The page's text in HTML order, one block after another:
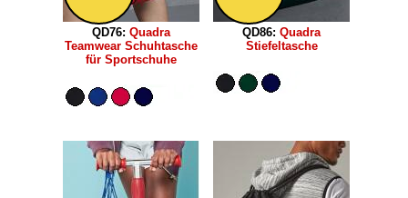
QD76: Quadra
Teamwear Schuhtasche
für Sportschuhe
QD86: Quadra
Stiefeltasche